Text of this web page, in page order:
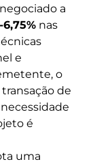
a
-6,75% nas
e
o
de
é
uma